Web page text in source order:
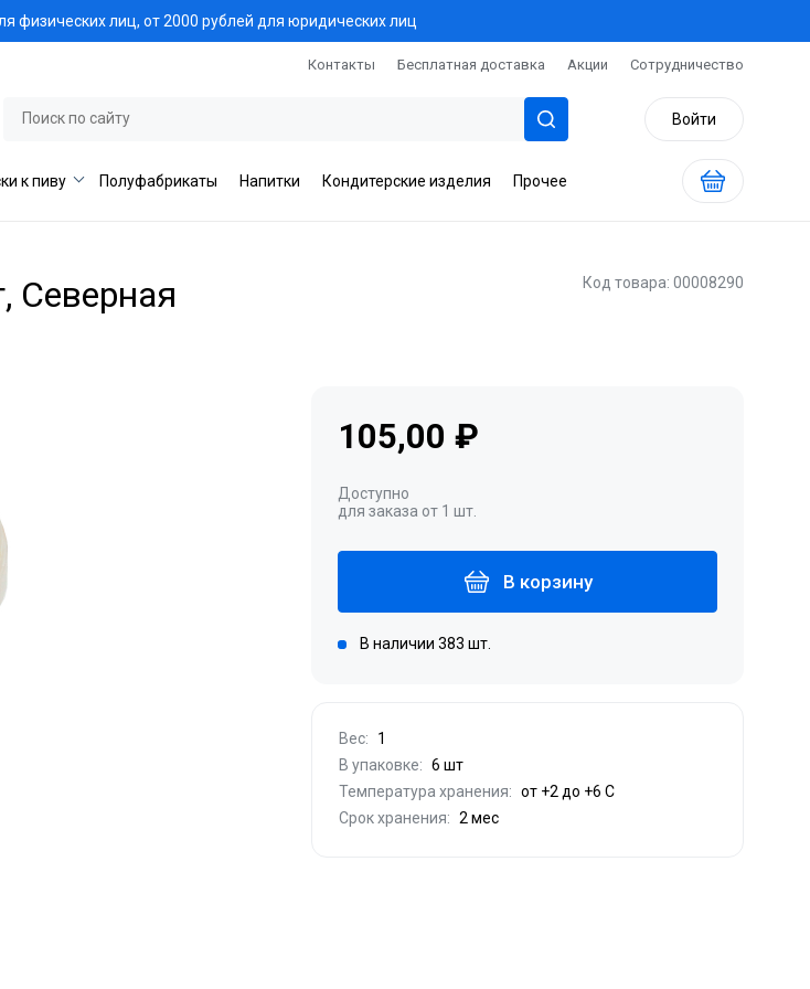
физических лиц, от 2000 рублей для юридических лиц
Контакты Бесплатная доставка Акции Сотрудничество
Войти
к пиву Полуфабрикаты Напитки Кондитерские изделия Прочее
Северная
Код товара: 00008290
105,00 ₽
Доступно
для заказа от 1 шт.
В корзину
В наличии 383 шт.
Вес:
1
В упаковке: 6 шт
Температура хранения: от +2 до +6 С
Срок хранения: 2 мес